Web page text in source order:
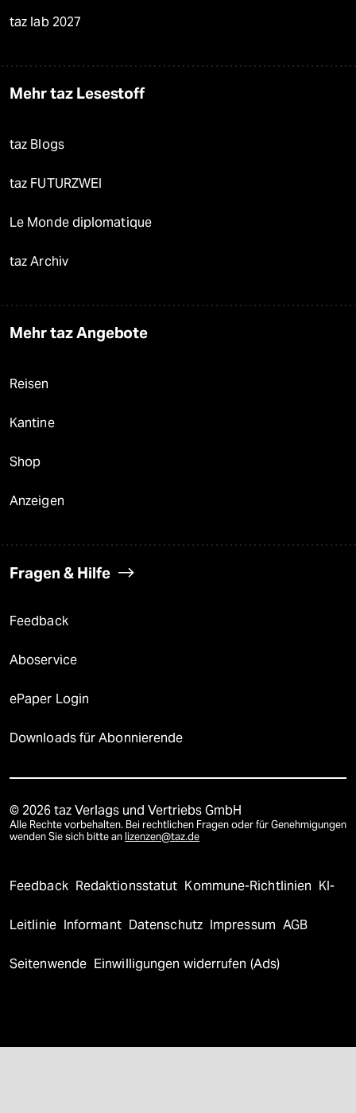
taz lab 2027
Mehr taz Lesestoff
taz Blogs
taz FUTURZWEI
Le Monde diplomatique
taz Archiv
Mehr taz Angebote
Reisen
Kantine
Shop
Anzeigen
Fragen & Hilfe
Feedback
Aboservice
ePaper Login
Downloads für Abonnierende
© 2026 taz Verlags und Vertriebs GmbH
Alle Rechte vorbehalten. Bei rechtlichen Fragen oder für Genehmigungen
wenden Sie sich bitte an lizenzen@taz.de
Feedback Redaktionsstatut Kommune-Richtlinien KI-
Leitlinie Informant Datenschutz Impressum AGB
Seitenwende Einwilligungen widerrufen (Ads)